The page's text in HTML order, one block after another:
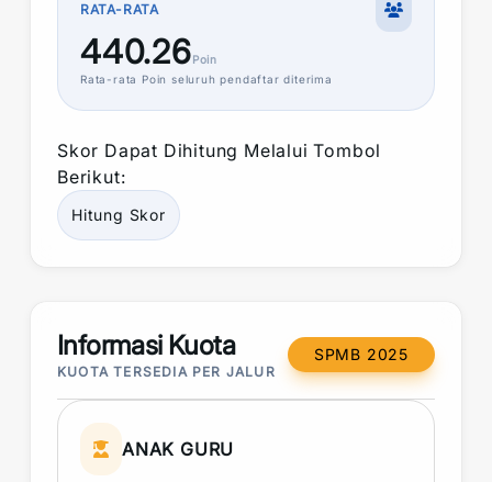
RATA-RATA
440.26Poin
Rata-rata Poin seluruh pendaftar diterima
Skor Dapat Dihitung Melalui Tombol
Berikut:
Hitung Skor
Informasi Kuota
KUOTA TERSEDIA PER JALUR
SPMB 2025
ANAK GURU